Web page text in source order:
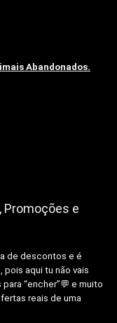
Abandonados.
Promoções e
de descontos e é
aqui tu não vais
“encher”💬 e muito
reais de uma